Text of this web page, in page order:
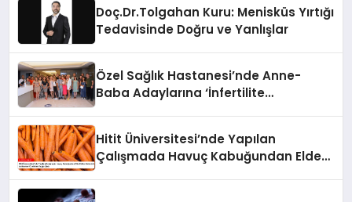
Doç.Dr.Tolgahan Kuru: Menisküs Yırtığı
Tedavisinde Doğru ve Yanlışlar
Özel Sağlık Hastanesi’nde Anne-
Baba Adaylarına ‘İnfertilite
Hitit Üniversitesi’nde Yapılan
Çalışmada Havuç Kabuğundan Elde